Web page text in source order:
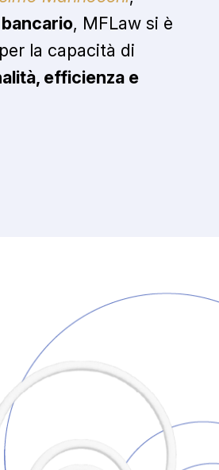
, MFLaw si è
la capacità di
efficienza e